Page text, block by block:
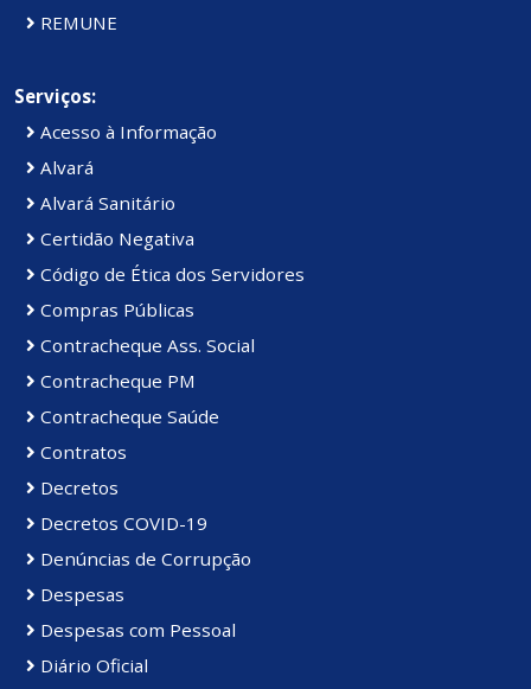
REMUNE
Serviços:
Acesso à Informação
Alvará
Alvará Sanitário
Certidão Negativa
Código de Ética dos Servidores
Compras Públicas
Contracheque Ass. Social
Contracheque PM
Contracheque Saúde
Contratos
Decretos
Decretos COVID-19
Denúncias de Corrupção
Despesas
Despesas com Pessoal
Diário Oficial